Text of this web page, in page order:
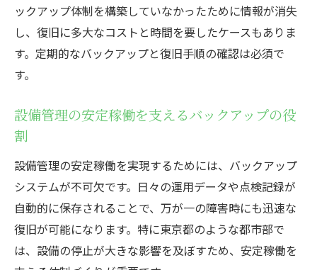
ックアップ体制を構築していなかったために情報が消失
し、復旧に多大なコストと時間を要したケースもありま
す。定期的なバックアップと復旧手順の確認は必須で
す。
設備管理の安定稼働を支えるバックアップの役
割
設備管理の安定稼働を実現するためには、バックアップ
システムが不可欠です。日々の運用データや点検記録が
自動的に保存されることで、万が一の障害時にも迅速な
復旧が可能になります。特に東京都のような都市部で
は、設備の停止が大きな影響を及ぼすため、安定稼働を